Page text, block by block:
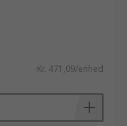
Kr. 471,09/enhed